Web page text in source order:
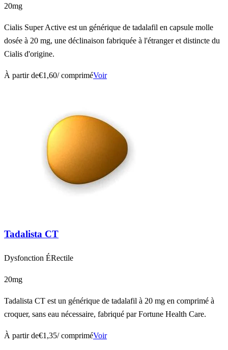
20mg
Cialis Super Active est un générique de tadalafil en capsule molle
dosée à 20 mg, une déclinaison fabriquée à l'étranger et distincte du
Cialis d'origine.
À partir de€1,60/ compriméVoir
Tadalista CT
Dysfonction ÉRectile
20mg
Tadalista CT est un générique de tadalafil à 20 mg en comprimé à
croquer, sans eau nécessaire, fabriqué par Fortune Health Care.
À partir de€1,35/ compriméVoir